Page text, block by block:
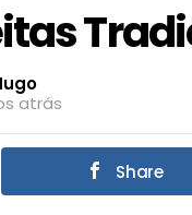
atrás
Share